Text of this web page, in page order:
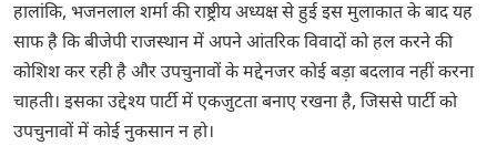
हालांकि, भजनलाल शर्मा की राष्ट्रीय अध्यक्ष से हुई इस मुलाकात के बाद यह
साफ है कि बीजेपी राजस्थान में अपने आंतरिक विवादों को हल करने की
कोशिश कर रही है और उपचुनावों के मद्देनजर कोई बड़ा बदलाव नहीं करना
चाहती। इसका उद्देश्य पार्टी में एकजुटता बनाए रखना है, जिससे पार्टी को
उपचुनावों में कोई नुकसान न हो।